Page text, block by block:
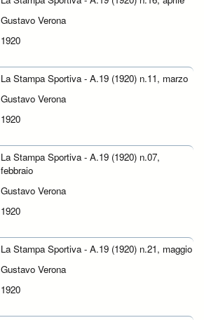
Gustavo Verona
1920
La Stampa Sportiva - A.19 (1920) n.11, marzo
Gustavo Verona
1920
La Stampa Sportiva - A.19 (1920) n.07,
febbraio
Gustavo Verona
1920
La Stampa Sportiva - A.19 (1920) n.21, maggio
Gustavo Verona
1920